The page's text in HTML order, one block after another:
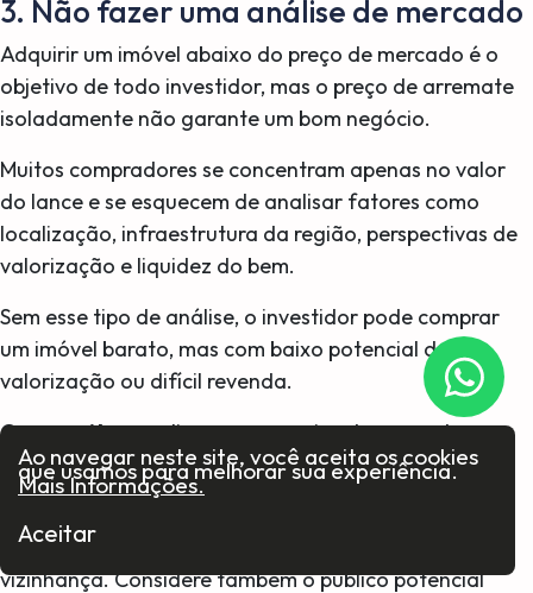
3. Não fazer uma análise de mercado
Adquirir um imóvel abaixo do preço de mercado é o
objetivo de todo investidor, mas o preço de arremate
isoladamente não garante um bom negócio.
Muitos compradores se concentram apenas no valor
do lance e se esquecem de analisar fatores como
localização, infraestrutura da região, perspectivas de
valorização e liquidez do bem.
Sem esse tipo de análise, o investidor pode comprar
um imóvel barato, mas com baixo potencial de
valorização ou difícil revenda.
Como evitar:realize uma pesquisa de mercado
detalhada.
outros na mesma região e verifique o perfil da
vizinhança. Considere também o público potencial
Ao navegar neste site, você aceita os cookies
que usamos para melhorar sua experiência.
Mais Informações.
Aceitar